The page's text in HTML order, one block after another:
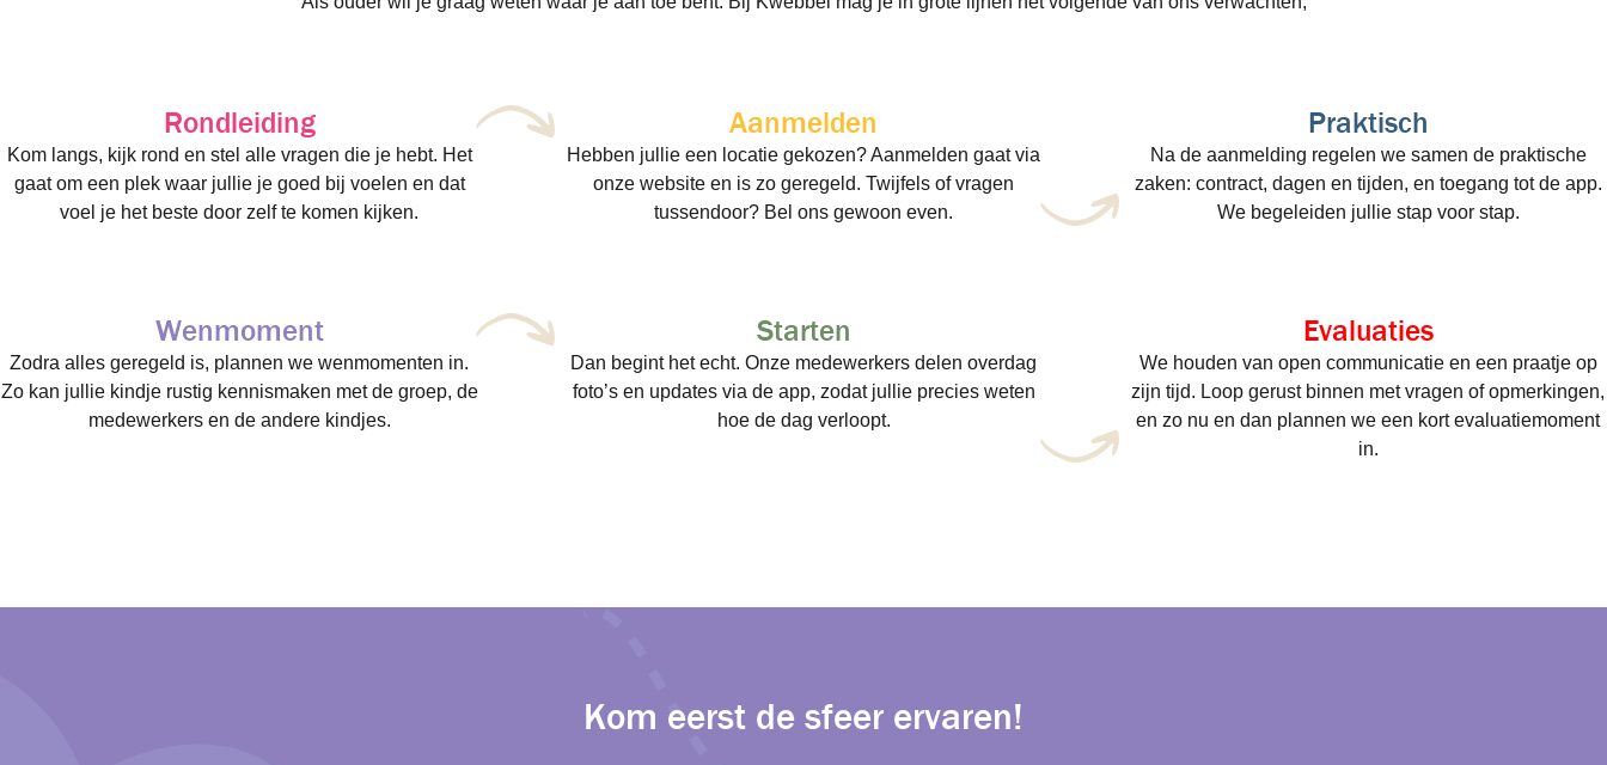
Rondleiding
Kom langs, kijk rond en stel alle vragen die je hebt. Het
gaat om een plek waar jullie je goed bij voelen en dat
voel je het beste door zelf te komen kijken.
Aanmelden
Hebben jullie een locatie gekozen? Aanmelden gaat via
onze website en is zo geregeld. Twijfels of vragen
tussendoor? Bel ons gewoon even.
Praktisch
Na de aanmelding regelen we samen de praktische
zaken: contract, dagen en tijden, en toegang tot de app.
We begeleiden jullie stap voor stap.
Wenmoment
Zodra alles geregeld is, plannen we wenmomenten in.
Zo kan jullie kindje rustig kennismaken met de groep, de
medewerkers en de andere kindjes.
Starten
Dan begint het echt. Onze medewerkers delen overdag
foto’s en updates via de app, zodat jullie precies weten
hoe de dag verloopt.
Evaluaties
We houden van open communicatie en een praatje op
zijn tijd. Loop gerust binnen met vragen of opmerkingen,
en zo nu en dan plannen we een kort evaluatiemoment
in.
Kom eerst de sfeer ervaren!